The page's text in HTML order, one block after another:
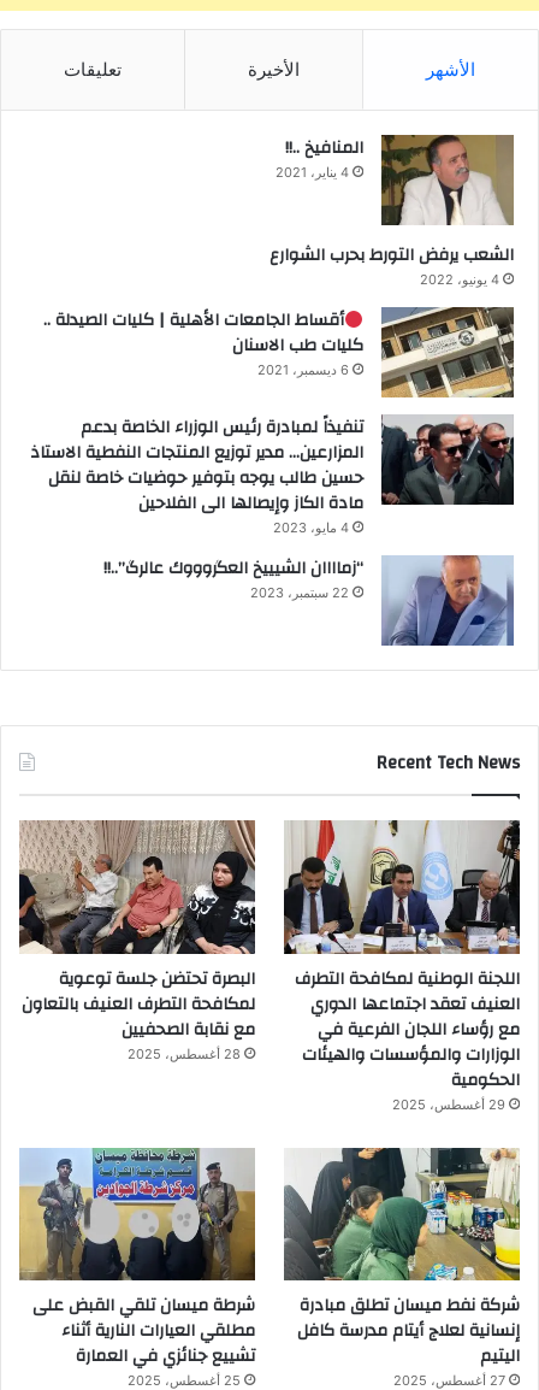
الأشهر الأخيرة تعليقات
المنافيخ ..!!
4 يناير، 2021
الشعب يرفض التورط بحرب الشوارع
4 يونيو، 2022
أقساط الجامعات الأهلية | كليات الصيدلة ..
كليات طب الاسنان
6 ديسمبر، 2021
تنفيذاً لمبادرة رئيس الوزراء الخاصة بدعم
المزارعين… مدير توزيع المنتجات النفطية الاستاذ
حسين طالب يوجه بتوفير حوضيات خاصة لنقل
مادة الكاز وإيصالها الى الفلاحين
4 مايو، 2023
“زماااان الشيييخ العگروووك عالرگ”..!!
22 سبتمبر، 2023
Recent Tech News
اللجنة الوطنية لمكافحة التطرف
العنيف تعقد اجتماعها الدوري
مع رؤساء اللجان الفرعية في
الوزارات والمؤسسات والهيئات
الحكومية
29 أغسطس، 2025
البصرة تحتضن جلسة توعوية
لمكافحة التطرف العنيف بالتعاون
مع نقابة الصحفيين
28 أغسطس، 2025
شركة نفط ميسان تطلق مبادرة
إنسانية لعلاج أيتام مدرسة كافل
اليتيم
27 أغسطس، 2025
شرطة ميسان تلقي القبض على
مطلقي العيارات النارية أثناء
تشييع جنائزي في العمارة
25 أغسطس، 2025